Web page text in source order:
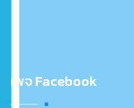
เพจ Facebook